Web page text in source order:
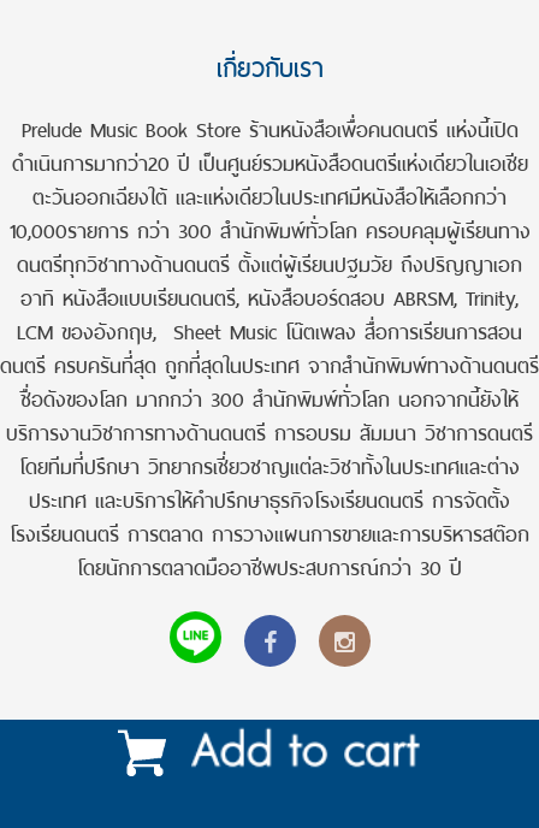
เกี่ยวกับเรา
Prelude Music Book Store ร้านหนังสือเพื่อคนดนตรี แห่งนี้เปิด
ดำเนินการมากว่า20 ปี เป็นศูนย์รวมหนังสือดนตรีแห่งเดียวในเอเชีย
ตะวันออกเฉียงใต้ และแห่งเดียวในประเทศมีหนังสือให้เลือกกว่า
10,000รายการ กว่า 300 สำนักพิมพ์ทั่วโลก ครอบคลุมผู้เรียนทาง
ดนตรีทุกวิชาทางด้านดนตรี ตั้งแต่ผู้เรียนปฐมวัย ถึงปริญญาเอก
อาทิ หนังสือแบบเรียนดนตรี, หนังสือบอร์ดสอบ ABRSM, Trinity,
LCM ของอังกฤษ, Sheet Music โน๊ตเพลง สื่อการเรียนการสอน
ดนตรี ครบครันที่สุด ถูกที่สุดในประเทศ จากสำนักพิมพ์ทางด้านดนตรี
ชื่อดังของโลก มากกว่า 300 สำนักพิมพ์ทั่วโลก นอกจากนี้ยังให้
บริการงานวิชาการทางด้านดนตรี การอบรม สัมมนา วิชาการดนตรี
โดยทีมที่ปรึกษา วิทยากรเชี่ยวชาญแต่ละวิชาทั้งในประเทศและต่าง
ประเทศ และบริการให้คำปรึกษาธุรกิจโรงเรียนดนตรี การจัดตั้ง
โรงเรียนดนตรี การตลาด การวางแผนการขายและการบริหารสต๊อก
โดยนักการตลาดมืออาชีพประสบการณ์กว่า 30 ปี
AMP Version
Communication Systems | Start|View